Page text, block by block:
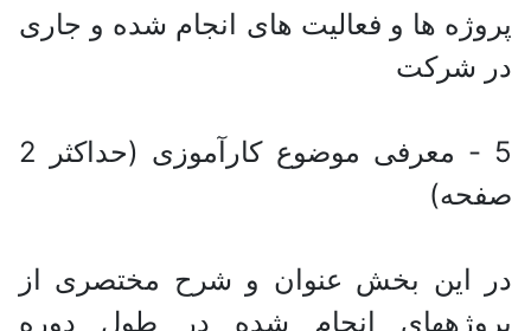
پروژه ها و فعالیت های انجام شده و جاری
در شرکت
5 - معرفی موضوع کارآموزی (حداکثر 2
صفحه)
در این بخش عنوان و شرح مختصری از
پروژه‎های انجام شده در طول دوره